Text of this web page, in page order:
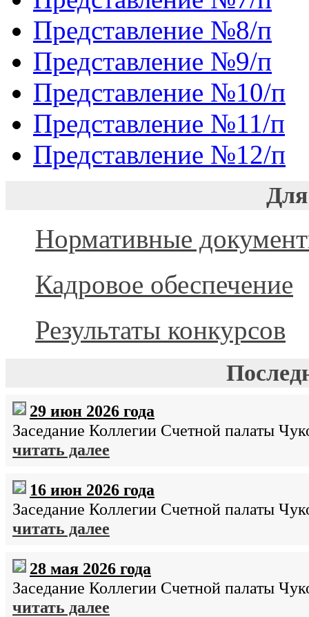
Представление №8/п
Представление №9/п
Представление №10/п
Представление №11/п
Представление №12/п
Нормативные
Кадровое обеспечение
Результаты конкурсов
29 июн 2026 года
Заседание Коллегии Счетной палаты
читать далее
16 июн 2026 года
Заседание Коллегии Счетной палаты
читать далее
28 мая 2026 года
Заседание Коллегии Счетной палаты
читать далее